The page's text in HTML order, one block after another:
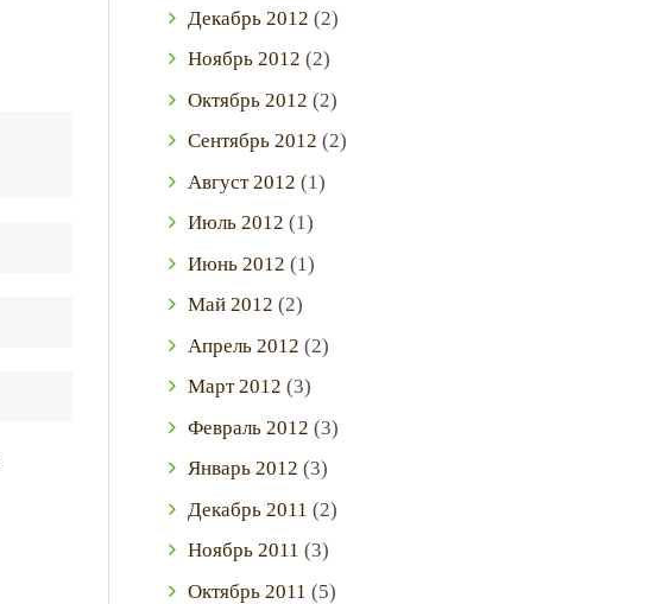
Декабрь 2012 (2)
Ноябрь 2012 (2)
Октябрь 2012 (2)
Сентябрь 2012 (2)
Август 2012 (1)
Июль 2012 (1)
Июнь 2012 (1)
Май 2012 (2)
Апрель 2012 (2)
Март2012 (3)
Февраль 2012 (3)
Январь 2012 (3)
Декабрь 2011 (2)
Ноябрь 2011 (3)
Октябрь 2011 (5)